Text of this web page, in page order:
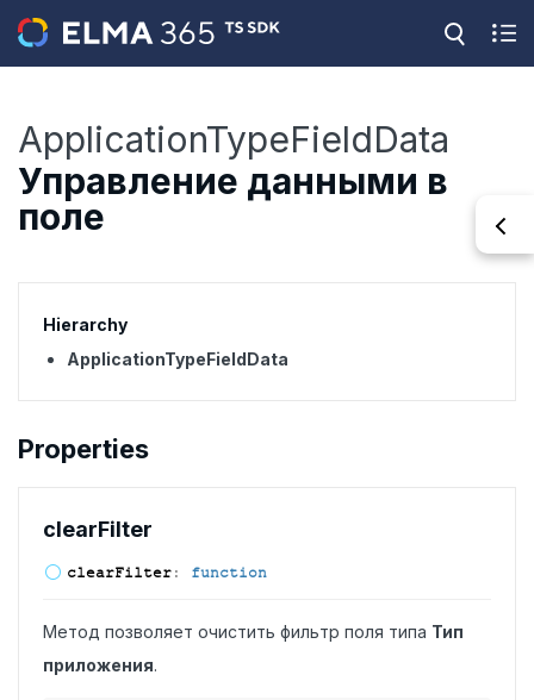
ApplicationTypeFieldData
Управление данными в
поле
Hierarchy
ApplicationTypeFieldData
Properties
clearFilter
clearFilter: function
Метод позволяет очистить фильтр поля типа Тип
приложения.